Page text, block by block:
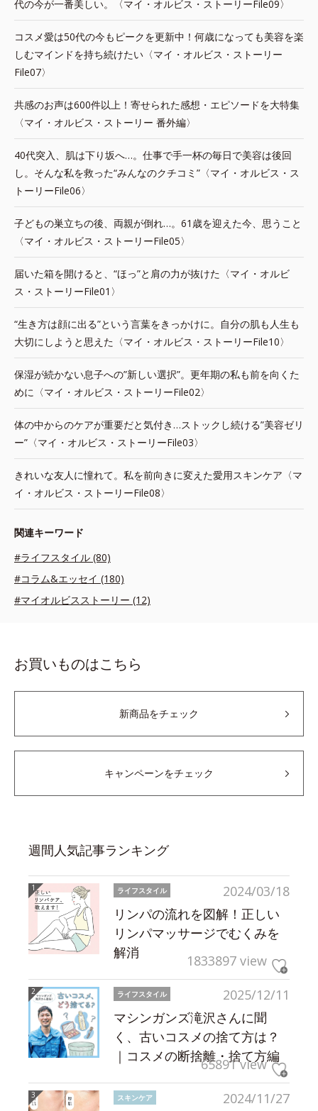
代の今が一番美しい。〈マイ・オルビス・ストーリーFile09〉
コスメ愛は50代の今もピークを更新中！何歳になっても美容を楽
しむマインドを持ち続けたい〈マイ・オルビス・ストーリー
File07〉
共感のお声は600件以上！寄せられた感想・エピソードを大特集
〈マイ・オルビス・ストーリー 番外編〉
40代突入、肌は下り坂へ…。仕事で手一杯の毎日で美容は後回
し。そんな私を救った“みんなのクチコミ”〈マイ・オルビス・ス
トーリーFile06〉
子どもの巣立ちの後、両親が倒れ…。61歳を迎えた今、思うこと
〈マイ・オルビス・ストーリーFile05〉
届いた箱を開けると、“ほっ”と肩の力が抜けた〈マイ・オルビ
ス・ストーリーFile01〉
“生き方は顔に出る”という言葉をきっかけに。自分の肌も人生も
大切にしようと思えた〈マイ・オルビス・ストーリーFile10〉
保湿が続かない息子への”新しい選択”。更年期の私も前を向くた
めに〈マイ・オルビス・ストーリーFile02〉
体の中からのケアが重要だと気付き…ストックし続ける”美容ゼリ
ー”〈マイ・オルビス・ストーリーFile03〉
きれいな友人に憧れて。私を前向きに変えた愛用スキンケア〈マ
イ・オルビス・ストーリーFile08〉
関連キーワード
#ライフスタイル (80)
#コラム&エッセイ (180)
#マイオルビスストーリー (12)
お買いものはこちら
新商品をチェック
キャンペーンをチェック
週間人気記事ランキング
2024/03/18
ライフスタイル
リンパの流れを図解！正しい
リンパマッサージでむくみを
解消
1833897 view
2025/12/11
ライフスタイル
マシンガンズ滝沢さんに聞
く、古いコスメの捨て方は？
｜コスメの断捨離・捨て方編
65891 view
2024/11/27
スキンケア